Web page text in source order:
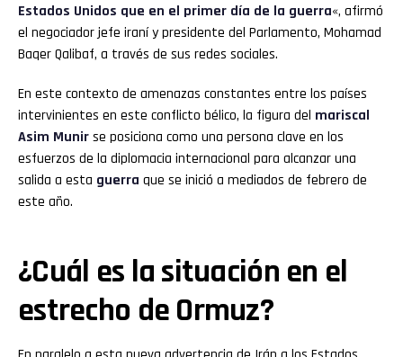
Estados Unidos que en el primer día de la guerra«, afirmó
el negociador jefe iraní y presidente del Parlamento, Mohamad
Baqer Qalibaf, a través de sus redes sociales.
En este contexto de amenazas constantes entre los países
intervinientes en este conflicto bélico, la figura del mariscal
Asim Munirse posiciona como una persona clave en los
esfuerzos de la diplomacia internacional para alcanzar una
salida a esta guerra que se inició a mediados de febrero de
este año.
¿Cuál es la situación en el
estrecho de Ormuz?